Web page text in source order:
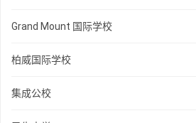
Grand Mount 国际学校
柏威国际学校
集成公校